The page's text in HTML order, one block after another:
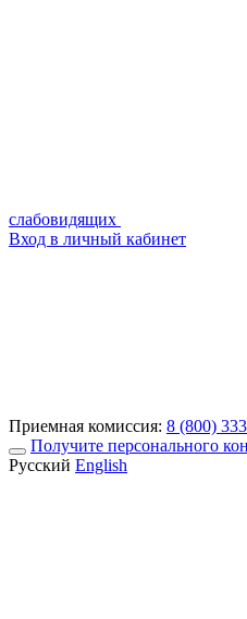
слабовидящих
Вход в личный кабинет
Приемная комиссия: 8 (800)
Получите персонального
Русский English